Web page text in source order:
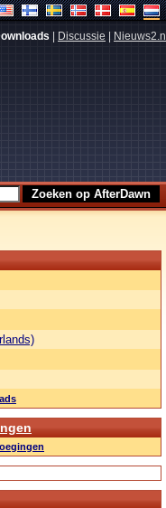
Discussie Nieuws2.nl